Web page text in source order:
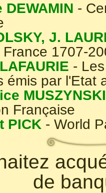
DEWAMIN -
J.
France 1707-
-
émis par l'Etat
MUSZYNSKI
Française
PICK - World
de